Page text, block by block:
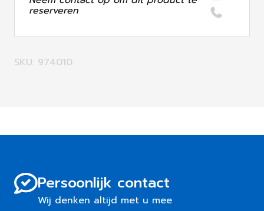
reserveren
SKU: 974010
Persoonlijk contact
Wij denken altijd met u mee